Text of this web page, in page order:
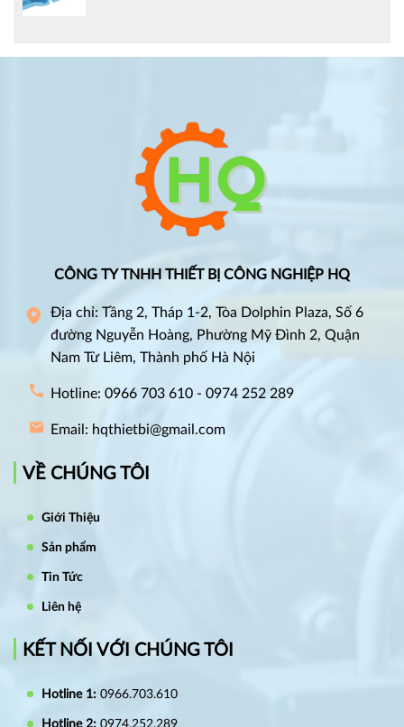
CÔNG TY TNHH THIẾT BỊ CÔNG NGHIỆP HQ
Địa chỉ: Tầng 2, Tháp 1-2, Tòa Dolphin Plaza, Số 6
đường Nguyễn Hoàng, Phường Mỹ Đình 2, Quận
Nam Từ Liêm, Thành phố Hà Nội
Hotline: 0966 703 610 - 0974 252 289
Email: hqthietbi@gmail.com
VỀ CHÚNG TÔI
Giới Thiệu
Sản phẩm
Tin Tức
Liên hệ
KẾT NỐI VỚI CHÚNG TÔI
Hotline 1: 0966.703.610